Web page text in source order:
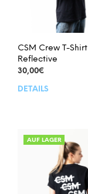
CSM Crew T-Shirt
Reflective
30,00€
DETAILS
AUF LAGER